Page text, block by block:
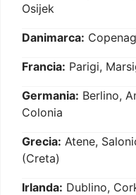
Osijek
Danimarca:
Francia: Parigi,
Germania: Berlino,
Colonia
Grecia: Atene,
(Creta)
Irlanda: Dublino,